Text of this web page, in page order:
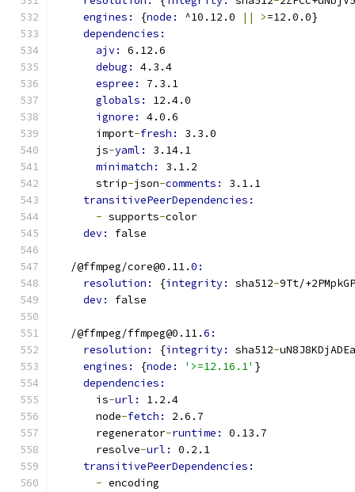
engines:
{node: ^10.12.0 || >=12.0.0}
dependencies:
ajv: 6.12.6
debug: 4.3.4
espree: 7.3.1
globals: 12.4.0
ignore: 4.0.6
      import
-fresh: 3.3.0
      js
-yaml: 3.14.1
minimatch: 3.1.2
      strip
-json-comments: 3.1.1
transitivePeerDependencies:
- supports-color
dev: false
  /@ffmpeg/core@0.11.
0:
resolution:
{integrity: sha512-9Tt/
dev: false
  /@ffmpeg/ffmpeg@0.11.
6:
resolution:
{integrity: sha512-
engines:
{node: '>=12.16.1' }
dependencies:
      is
-url: 1.2.4
      node
-fetch: 2.6.7
      regenerator
-runtime: 0.13.7
      resolve
-url: 0.2.1
transitivePeerDependencies:
- encoding